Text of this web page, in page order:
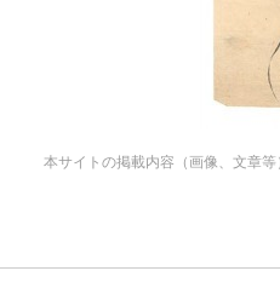
本サイトの掲載内容（画像、文章